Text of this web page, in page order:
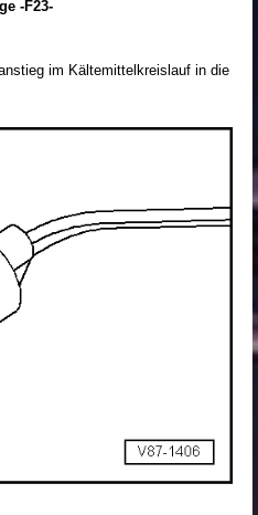
-F23-
im Kältemittelkreislauf in die